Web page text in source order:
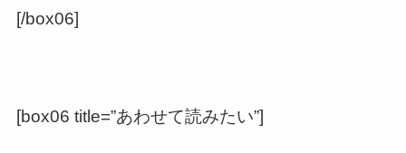
[/box06]
[box06 title=”あわせて読みたい”]